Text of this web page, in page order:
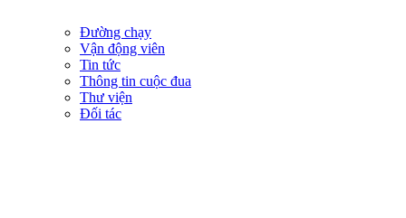
Đường chạy
Vận động viên
Tin tức
Thông tin cuộc đua
Thư viện
Đối tác